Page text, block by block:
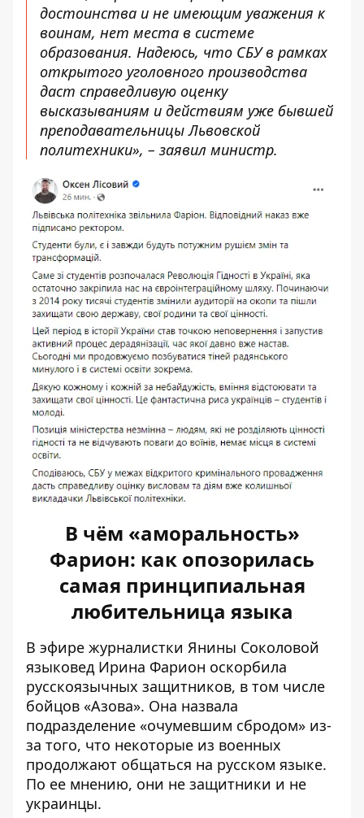
достоинства и не имеющим уважения к
воинам, нет места в системе
образования. Надеюсь, что СБУ в рамках
открытого уголовного производства
даст справедливую оценку
высказываниям и действиям уже бывшей
преподавательницы Львовской
политехники», – заявил министр.
В чём «аморальность»
Фарион: как опозорилась
самая принципиальная
любительница языка
В эфире журналистки Янины Соколовой
языковед Ирина Фарион оскорбила
русскоязычных защитников, в том числе
бойцов «Азова». Она назвала
подразделение «очумевшим сбродом» из-
за того, что некоторые из военных
продолжают общаться на русском языке.
По ее мнению, они не защитники и не
украинцы.